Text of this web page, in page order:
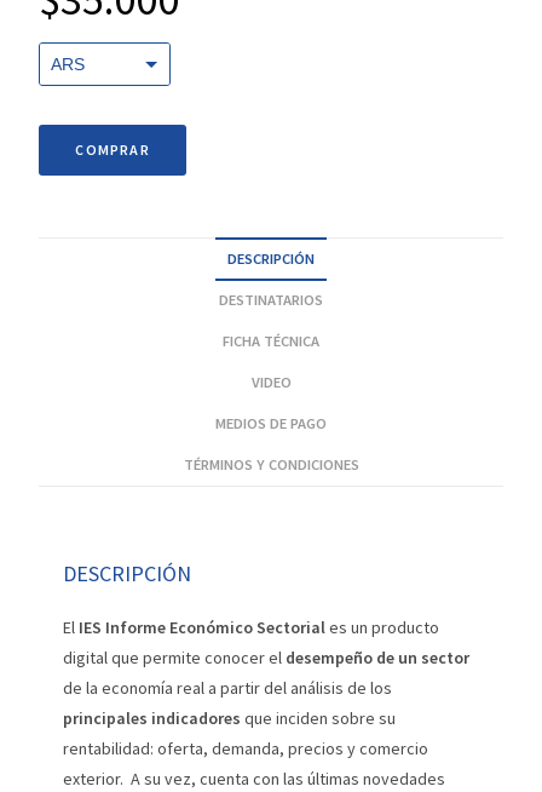
ARS
COMPRAR
DESCRIPCIÓN
DESTINATARIOS
FICHA TÉCNICA
VIDEO
MEDIOS DE PAGO
TÉRMINOS Y CONDICIONES
DESCRIPCIÓN
El IES Informe Económico Sectoriales un producto
digital que permite conocer el desempeño de un sector
de la economía real a partir del análisis de los
principales indicadores que inciden sobre su
rentabilidad: oferta, demanda, precios y comercio
exterior. A su vez, cuenta con las últimas novedades